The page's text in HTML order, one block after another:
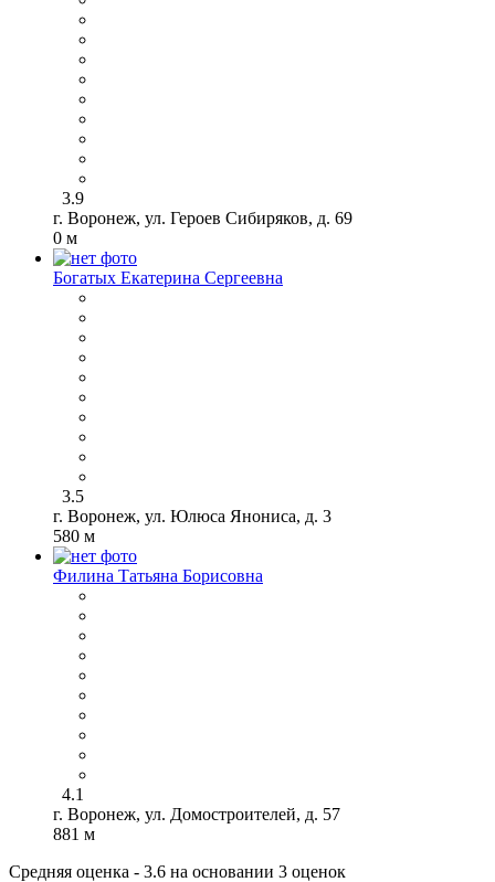
3.9
г. Воронеж, ул. Героев Сибиряков, д. 69
0 м
Богатых Екатерина Сергеевна
3.5
г. Воронеж, ул. Юлюса Янониса, д. 3
580 м
Филина Татьяна Борисовна
4.1
г. Воронеж, ул. Домостроителей, д. 57
881 м
Средняя оценка - 3.6 на основании 3 оценок